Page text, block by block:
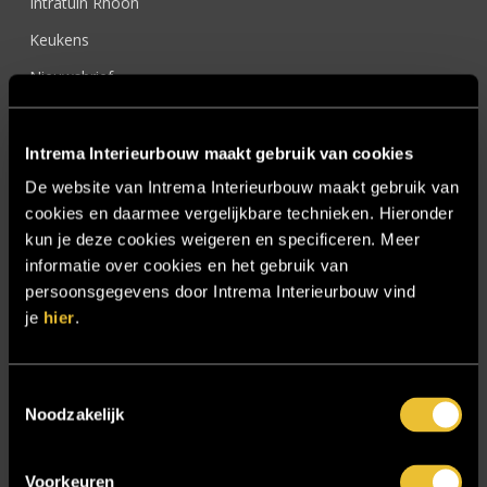
Intrema Interieurbouw maakt gebruik van cookies
De website van Intrema Interieurbouw maakt gebruik van
cookies en daarmee vergelijkbare technieken. Hieronder
kun je deze cookies weigeren en specificeren. Meer
informatie over cookies en het gebruik van
persoonsgegevens door Intrema Interieurbouw vind
je hier.
Noodzakelijk
Voorkeuren
Keukens
Nieuwsbrief
Onze werkwijze
Over ons
Particulier
Particulier project: Harmonieuze woonvilla
Particulier project: Luxueus Appartement
Particulier project: Luxueuze elegantie
Particulier project: Stijlvolle Woonvilla
Particulier project: Woonvilla met exclusief maatwerk